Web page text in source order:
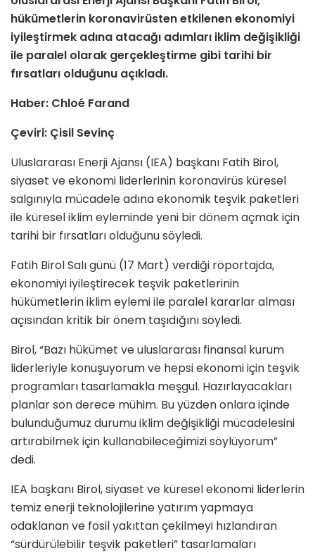
hükümetlerin koronavirüsten etkilenen ekonomiyi
iyileştirmek adına atacağı adımları iklim değişikliği
ile paralel olarak gerçekleştirme gibi tarihi bir
fırsatları olduğunu açıkladı.
Haber: Chloé Farand
Çeviri: Çisil Sevinç
Uluslararası Enerji Ajansı (IEA) başkanı Fatih Birol,
siyaset ve ekonomi liderlerinin koronavirüs küresel
salgınıyla mücadele adına ekonomik teşvik paketleri
ile küresel iklim eyleminde yeni bir dönem açmak için
tarihi bir fırsatları olduğunu söyledi.
Fatih Birol Salı günü (17 Mart) verdiği röportajda,
ekonomiyi iyileştirecek teşvik paketlerinin
hükümetlerin iklim eylemi ile paralel kararlar alması
açısından kritik bir önem taşıdığını söyledi.
Birol, “Bazı hükümet ve uluslararası finansal kurum
liderleriyle konuşuyorum ve hepsi ekonomi için teşvik
programları tasarlamakla meşgul. Hazırlayacakları
planlar son derece mühim. Bu yüzden onlara içinde
bulunduğumuz durumu iklim değişikliği mücadelesini
artırabilmek için kullanabileceğimizi söylüyorum”
dedi.
IEA başkanı Birol, siyaset ve küresel ekonomi liderlerin
temiz enerji teknolojilerine yatırım yapmaya
odaklanan ve fosil yakıttan çekilmeyi hızlandıran
“sürdürülebilir teşvik paketleri” tasarlamaları